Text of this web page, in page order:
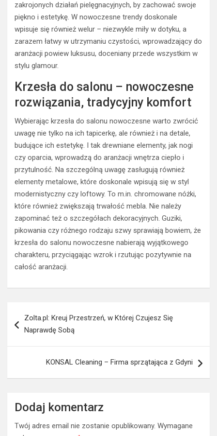
zakrojonych działań pielęgnacyjnych, by zachować swoje
piękno i estetykę. W nowoczesne trendy doskonale
wpisuje się również welur – niezwykle miły w dotyku, a
zarazem łatwy w utrzymaniu czystości, wprowadzający do
aranżacji powiew luksusu, doceniany przede wszystkim w
stylu glamour.
Krzesła do salonu – nowoczesne
rozwiązania, tradycyjny komfort
Wybierając krzesła do salonu nowoczesne warto zwrócić
uwagę nie tylko na ich tapicerkę, ale również i na detale,
budujące ich estetykę. I tak drewniane elementy, jak nogi
czy oparcia, wprowadzą do aranżacji wnętrza ciepło i
przytulność. Na szczególną uwagę zasługują również
elementy metalowe, które doskonale wpisują się w styl
modernistyczny czy loftowy. To m.in. chromowane nóżki,
które również zwiększają trwałość mebla. Nie należy
zapominać też o szczegółach dekoracyjnych. Guziki,
pikowania czy różnego rodzaju szwy sprawiają bowiem, że
krzesła do salonu nowoczesne nabierają wyjątkowego
charakteru, przyciągając wzrok i rzutując pozytywnie na
całość aranżacji.
wpisu
Zolta.pl: Kreuj Przestrzeń, w Której Czujesz Się
Naprawdę Sobą
KONSAL Cleaning – Firma sprzątająca z Gdyni
Dodaj komentarz
Twój adres email nie zostanie opublikowany. Wymagane